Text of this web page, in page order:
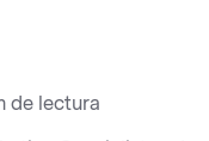
de lectura